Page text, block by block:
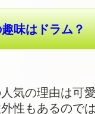
味はドラム？
気の理由は可
性もあるので